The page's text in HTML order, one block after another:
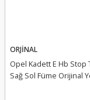
ORJİNAL
Opel Kadett E Hb Stop
Sağ Sol Füme Orijinal